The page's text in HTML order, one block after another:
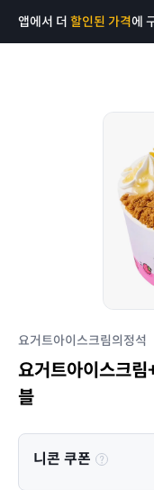
앱에서 더 할인된 가격에
요거트아이스크림의정석
요거트아이스크
블
니콘 쿠폰